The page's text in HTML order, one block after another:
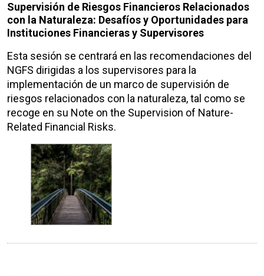
Supervisión de Riesgos Financieros Relacionados
con la Naturaleza: Desafíos y Oportunidades para
Instituciones Financieras y Supervisores
Esta sesión se centrará en las recomendaciones del
NGFS dirigidas a los supervisores para la
implementación de un marco de supervisión de
riesgos relacionados con la naturaleza, tal como se
recoge en su Note on the Supervision of Nature-
Related Financial Risks.